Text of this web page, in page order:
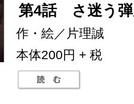
第4話 さ迷う弾
作・絵／片理誠
本体200円 + 税